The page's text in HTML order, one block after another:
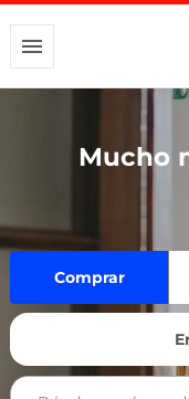
Mucho
Comprar